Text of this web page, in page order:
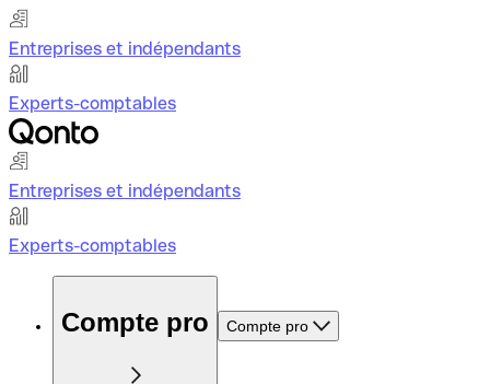
Entreprises et indépendants
Experts-comptables
Entreprises et indépendants
Experts-comptables
Compte pro Compte pro